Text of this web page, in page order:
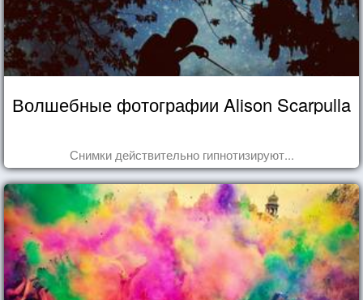
Волшебные фотографии Alison Scarpulla
Снимки действительно гипнотизируют...